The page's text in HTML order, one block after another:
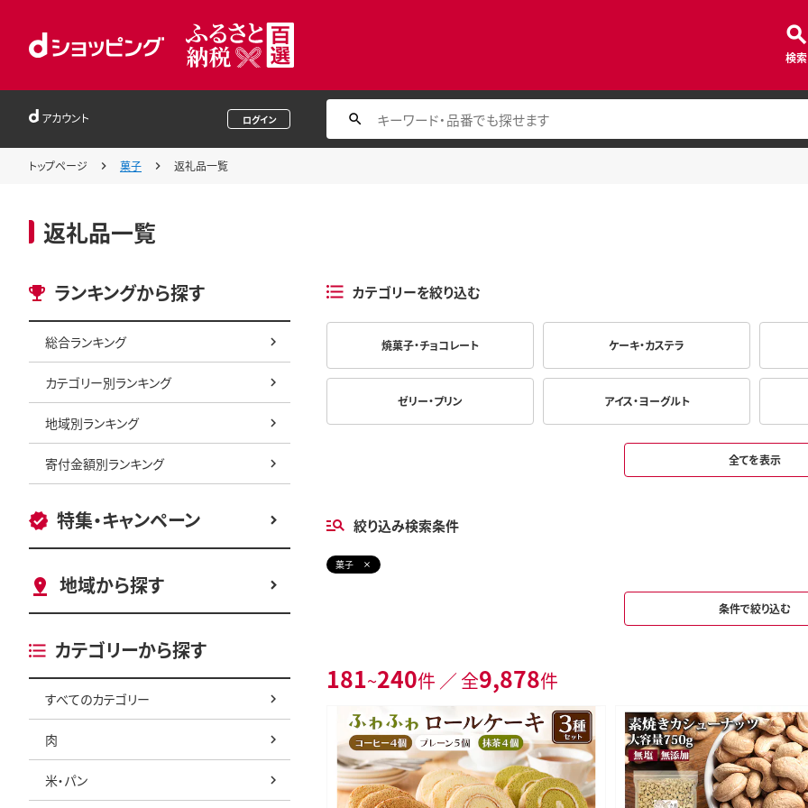
検索
アカウント ログイン
トップページ 菓子 返礼品一覧
返礼品一覧
ランキングから探す
総合ランキング
カテゴリー別ランキング
地域別ランキング
寄付金額別ランキング
特集・キャンペーン
地域から探す
カテゴリーから探す
すべてのカテゴリー
肉
米・パン
カテゴリーを絞り込む
焼菓子・チョコレート ケーキ・カステラ
ゼリー・プリン アイス・ヨーグルト
全てを表示
絞り込み検索条件
菓子
条件で絞り込む
181~240件 ／ 全9,878件